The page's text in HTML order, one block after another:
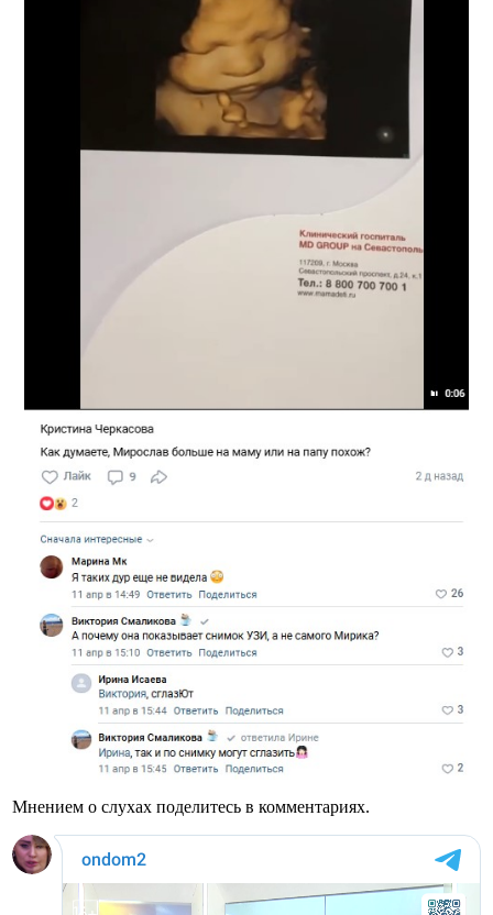
Мнением о слухах поделитесь в комментариях.